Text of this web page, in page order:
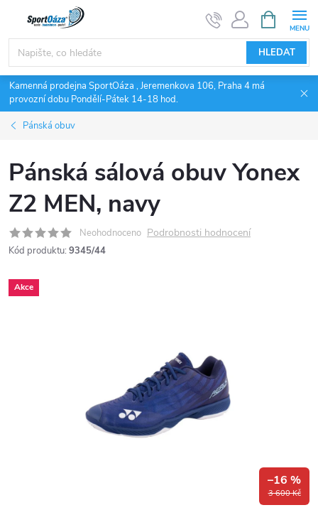
obsah
HLEDAT
NÁKUPNÍ
KOŠÍK
Kamenná prodejna SportOáza , Jeremenkova 106, Praha 4 má
provozní dobu Pondělí-Pátek 14-18 hod.
Pánská obuv
Pánská sálová obuv Yonex
Z2 MEN, navy
Neohodnoceno Podrobnosti hodnocení
Kód produktu: 9345/44
Akce
3 600 Kč
–16 %